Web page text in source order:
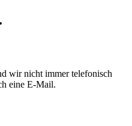
wir nicht immer telefonisch
eine E-Mail.